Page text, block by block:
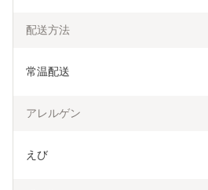
配送方法
常温配送
アレルゲン
えび